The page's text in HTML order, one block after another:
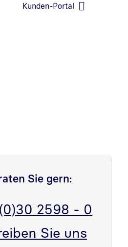
Kunden-Portal
Sie gern:
2598 - 0
Sie uns